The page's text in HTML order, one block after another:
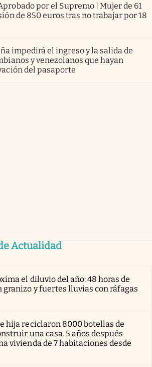
por el Supremo | Mujer de 61
de 850 euros tras no trabajar por 18
impedirá el ingreso y la salida de
y venezolanos que hayan
del pasaporte
Actualidad
el diluvio del año: 48 horas de
granizo y fuertes lluvias con ráfagas
hija reciclaron 8000 botellas de
una casa. 5 años después
vivienda de 7 habitaciones desde